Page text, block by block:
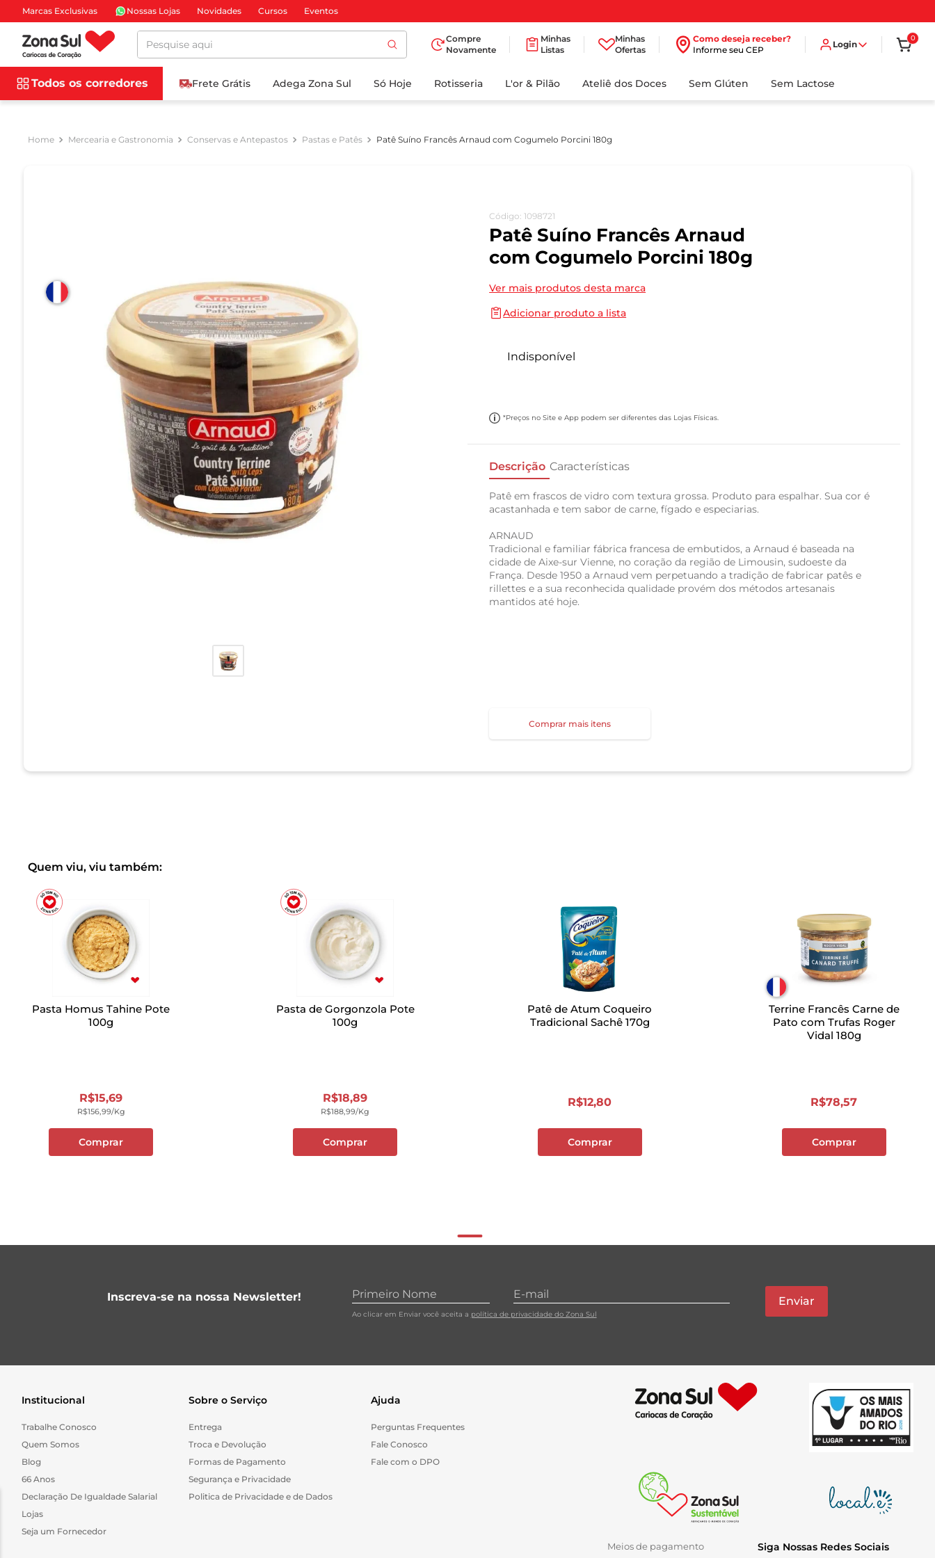
Marcas Exclusivas Nossas Lojas Novidades Cursos Eventos
Pesquise aqui
Compre
Novamente
Minhas
Listas
Minhas
Ofertas
Como deseja receber?
Informe seu CEP
Login
0
Todos os corredores Frete Grátis Adega Zona Sul Só Hoje Rotisseria L'or & Pilão Ateliê dos Doces Sem Glúten Sem Lactose
Mercearia e Gastronomia Conservas e Antepastos Pastas e Patês Patê Suíno Francês Arnaud com Cogumelo Porcini 180g
Código: 1098721
Patê Suíno Francês Arnaud
com Cogumelo Porcini 180g
Ver mais produtos desta marca
Adicionar produto a lista
Indisponível
*Preços no Site e App podem ser diferentes das Lojas Físicas.
Descrição Características
Patê em frascos de vidro com textura grossa. Produto para espalhar. Sua cor é
acastanhada e tem sabor de carne, fígado e especiarias.
ARNAUD
Tradicional e familiar fábrica francesa de embutidos, a Arnaud é baseada na
cidade de Aixe-sur Vienne, no coração da região de Limousin, sudoeste da
França. Desde 1950 a Arnaud vem perpetuando a tradição de fabricar patês e
rillettes e a sua reconhecida qualidade provém dos métodos artesanais
mantidos até hoje.
Comprar mais itens
Quem viu, viu também:
Pasta Homus Tahine Pote
100g
R$15,69
R$156,99/kg
Comprar
Pasta de Gorgonzola Pote
100g
R$18,89
R$188,99/kg
Comprar
Patê de Atum Coqueiro
Tradicional Sachê 170g
R$12,80
Comprar
Terrine Francês Carne de
Pato com Trufas Roger
Vidal 180g
R$78,57
Comprar
Inscreva-se na nossa Newsletter!
Ao clicar em Enviar você aceita a política de privacidade do Zona Sul
Enviar
Institucional
Trabalhe Conosco
Quem Somos
Blog
66 Anos
Declaração De Igualdade Salarial
Lojas
Seja um Fornecedor
Sobre o Serviço
Entrega
Troca e Devolução
Formas de Pagamento
Segurança e Privacidade
Politica de Privacidade e de Dados
Ajuda
Perguntas Frequentes
Fale Conosco
Fale com o DPO
Meios de pagamento Siga Nossas Redes Sociais
BUSCADOS